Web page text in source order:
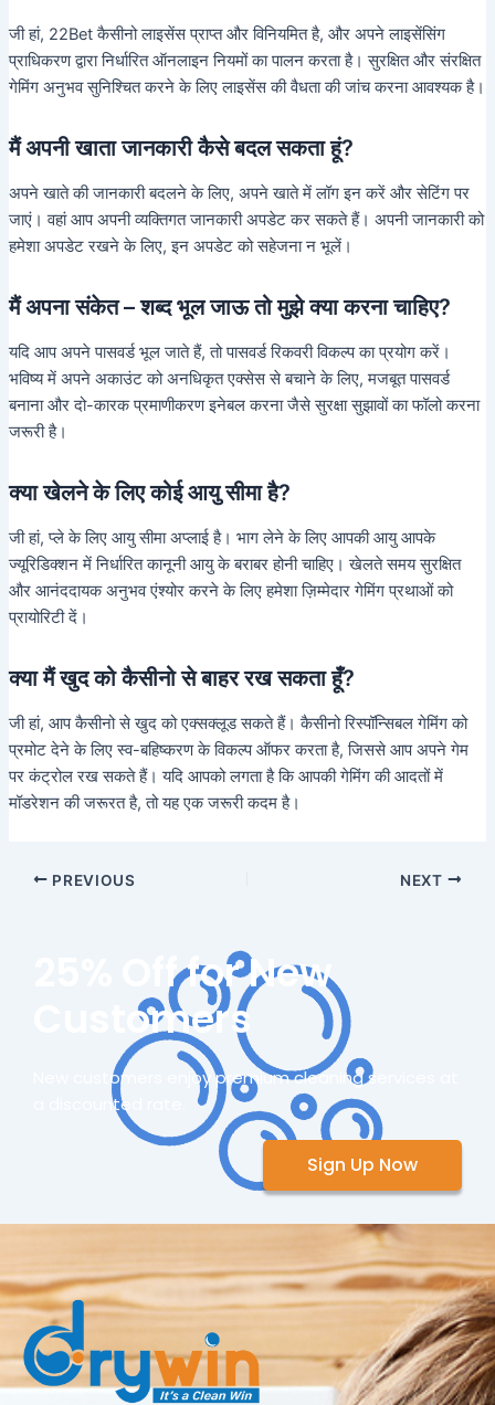
जी हां, 22Bet कैसीनो लाइसेंस प्राप्त और विनियमित है, और अपने लाइसेंसिंग
प्राधिकरण द्वारा निर्धारित ऑनलाइन नियमों का पालन करता है। सुरक्षित और संरक्षित
गेमिंग अनुभव सुनिश्चित करने के लिए लाइसेंस की वैधता की जांच करना आवश्यक है।
मैं अपनी खाता जानकारी कैसे बदल सकता हूं?
अपने खाते की जानकारी बदलने के लिए, अपने खाते में लॉग इन करें और सेटिंग पर
जाएं। वहां आप अपनी व्यक्तिगत जानकारी अपडेट कर सकते हैं। अपनी जानकारी को
हमेशा अपडेट रखने के लिए, इन अपडेट को सहेजना न भूलें।
मैं अपना संकेत – शब्द भूल जाऊ तो मुझे क्या करना चाहिए?
यदि आप अपने पासवर्ड भूल जाते हैं, तो पासवर्ड रिकवरी विकल्प का प्रयोग करें।
भविष्य में अपने अकाउंट को अनधिकृत एक्सेस से बचाने के लिए, मजबूत पासवर्ड
बनाना और दो-कारक प्रमाणीकरण इनेबल करना जैसे सुरक्षा सुझावों का फॉलो करना
जरूरी है।
क्या खेलने के लिए कोई आयु सीमा है?
जी हां, प्ले के लिए आयु सीमा अप्लाई है। भाग लेने के लिए आपकी आयु आपके
ज्यूरिडिक्शन में निर्धारित कानूनी आयु के बराबर होनी चाहिए। खेलते समय सुरक्षित
और आनंददायक अनुभव एंश्योर करने के लिए हमेशा ज़िम्मेदार गेमिंग प्रथाओं को
प्रायोरिटी दें।
क्या मैं खुद को कैसीनो से बाहर रख सकता हूँ?
जी हां, आप कैसीनो से खुद को एक्सक्लूड सकते हैं। कैसीनो रिस्पॉन्सिबल गेमिंग को
प्रमोट देने के लिए स्व-बहिष्करण के विकल्प ऑफर करता है, जिससे आप अपने गेम
पर कंट्रोल रख सकते हैं। यदि आपको लगता है कि आपकी गेमिंग की आदतों में
मॉडरेशन की जरूरत है, तो यह एक जरूरी कदम है।
PREVIOUS NEXT
25% Off for New
Customers
New customers enjoy premium cleaning services at
a discounted rate.
Sign Up Now